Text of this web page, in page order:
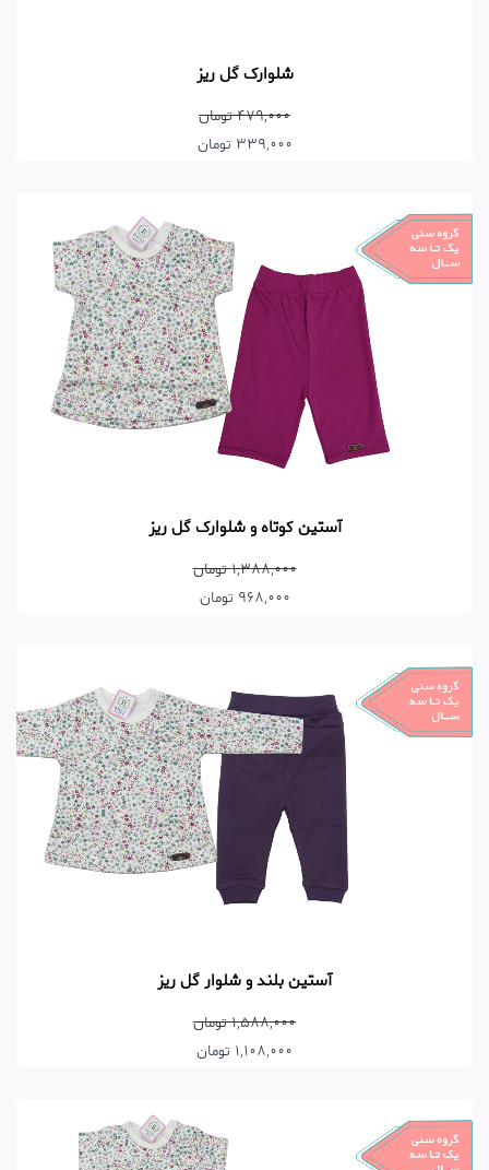
شلوارک گل ریز
479,000 تومان
339,000 تومان
آستین کوتاه و شلوارک گل ریز
1,388,000 تومان
968,000 تومان
آستین بلند و شلوار گل ریز
1,588,000 تومان
1,108,000 تومان